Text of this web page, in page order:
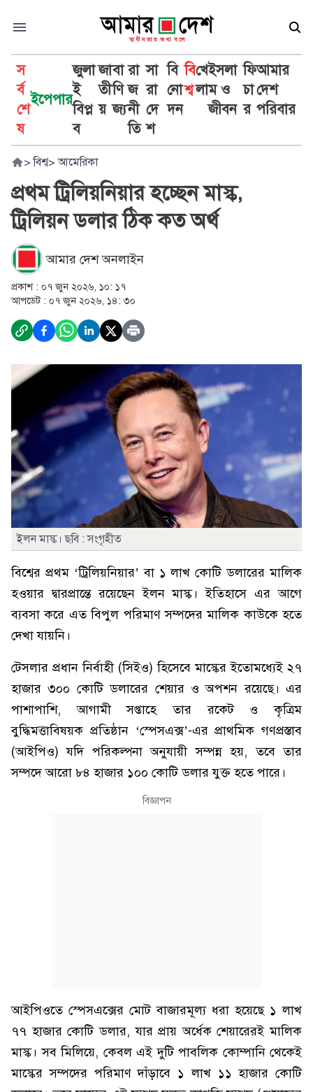
স
র্ব
শে
ষ
ইপেপার
জুলা
ই
বিপ্ল
ব
জা
তী
য়
বা
ণি
জ্য
রা
জ
নী
তি
সা
রা
দে
শ
বি
নো
দন
বি
শ্ব
খে
লা
ইসলা
ম ও
জীবন
ফি
চা
র
আমার
দেশ
পরিবার
> বিশ্ব> আমেরিকা
প্রথম ট্রিলিয়নিয়ার হচ্ছেন মাস্ক,
ট্রিলিয়ন ডলার ঠিক কত অর্থ
আমার দেশ অনলাইন
প্রকাশ : ০৭ জুন ২০২৬, ১০: ১৭
আপডেট : ০৭ জুন ২০২৬, ১৪: ৩০
ইলন মাস্ক। ছবি : সংগৃহীত
বিশ্বের প্রথম ‘ট্রিলিয়নিয়ার’ বা ১ লাখ কোটি ডলারের মালিক
হওয়ার দ্বারপ্রান্তে রয়েছেন ইলন মাস্ক। ইতিহাসে এর আগে
ব্যবসা করে এত বিপুল পরিমাণ সম্পদের মালিক কাউকে হতে
দেখা যায়নি।
টেসলার প্রধান নির্বাহী (সিইও) হিসেবে মাস্কের ইতোমধ্যেই ২৭
হাজার ৩০০ কোটি ডলারের শেয়ার ও অপশন রয়েছে। এর
পাশাপাশি, আগামী সপ্তাহে তার রকেট ও কৃত্রিম
বুদ্ধিমত্তাবিষয়ক প্রতিষ্ঠান ‘স্পেসএক্স’-এর প্রাথমিক গণপ্রস্তাব
(আইপিও) যদি পরিকল্পনা অনুযায়ী সম্পন্ন হয়, তবে তার
সম্পদে আরো ৮৪ হাজার ১০০ কোটি ডলার যুক্ত হতে পারে।
বিজ্ঞাপন
আইপিওতে স্পেসএক্সের মোট বাজারমূল্য ধরা হয়েছে ১ লাখ
৭৭ হাজার কোটি ডলার, যার প্রায় অর্ধেক শেয়ারেরই মালিক
মাস্ক। সব মিলিয়ে, কেবল এই দুটি পাবলিক কোম্পানি থেকেই
মাস্কের সম্পদের পরিমাণ দাঁড়াবে ১ লাখ ১১ হাজার কোটি